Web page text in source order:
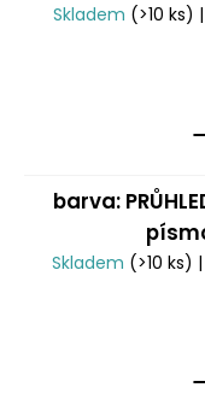
Skladem (>10 ks)
barva:
Skladem (>10 ks)